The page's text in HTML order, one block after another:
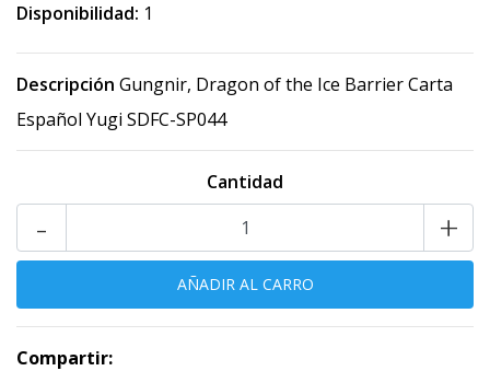
Disponibilidad: 1
Descripción Gungnir, Dragon of the Ice Barrier Carta
Español Yugi SDFC-SP044
Cantidad
+
-
Compartir: